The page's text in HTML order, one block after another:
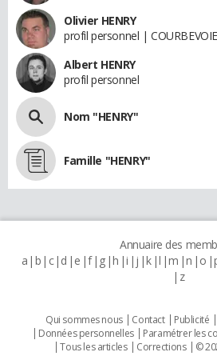
Olivier HENRY
profil personnel | COURBEVOIE
Albert HENRY
profil personnel
Nom "HENRY"
Famille "HENRY"
Annuaire des
a b c d e f g h i j k l m n o
z
Qui sommes nous Contact Publicité
Données personnelles
Paramétrer les
Tous les articles
Corrections ©